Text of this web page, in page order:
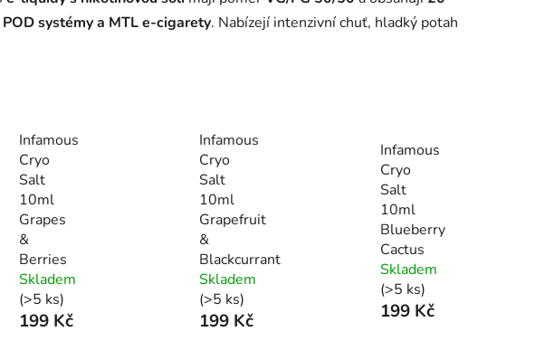
POD systémy a MTL e-cigarety. Nabízejí intenzivní chuť, hladký potah
Infamous
Cryo
Salt
10ml
Grapes
&
Berries
Skladem
(>5 ks)
199 Kč
Infamous
Cryo
Salt
10ml
Grapefruit
&
Blackcurrant
Skladem
(>5 ks)
199 Kč
Infamous
Cryo
Salt
10ml
Blueberry
Cactus
Skladem
(>5 ks)
199 Kč